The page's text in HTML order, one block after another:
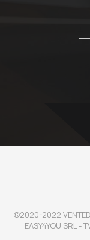
©2020-2022
EASY4YOU SRL -